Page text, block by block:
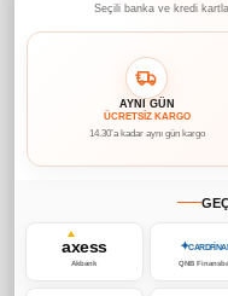
Seçili banka ve kredi
AYNI GÜN
ÜCRETSİZ KARGO
14.30’a kadar aynı gün kargo
axess
Akbank
✦
QNB